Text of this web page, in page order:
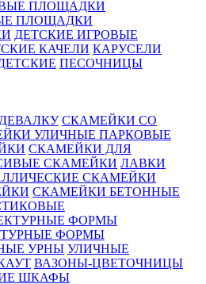
ПЛОЩАДКИ
ДЕТСКИЕ ИГРОВЫЕ
КАЧЕЛИ КАРУСЕЛИ
ПЕСОЧНИЦЫ
СКАМЕЙКИ СО
УЛИЧНЫЕ ПАРКОВЫЕ
СКАМЕЙКИ ДЛЯ
СКАМЕЙКИ ЛАВКИ
СКАМЕЙКИ
СКАМЕЙКИ БЕТОННЫЕ
ФОРМЫ
УРНЫ УЛИЧНЫЕ
ВАЗОНЫ-ЦВЕТОЧНИЦЫ